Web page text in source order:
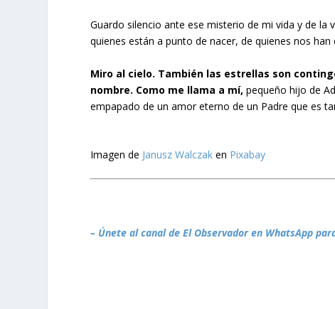
Guardo silencio ante ese misterio de mi vida y de la
quienes están a punto de nacer, de quienes nos han
Miro al cielo. También las estrellas son
nombre. Como me llama a mí, pequeño hijo de
empapado de un amor eterno de un Padre que es
Imagen de Janusz Walczak en Pixabay
– Únete al canal de El Observador en WhatsApp